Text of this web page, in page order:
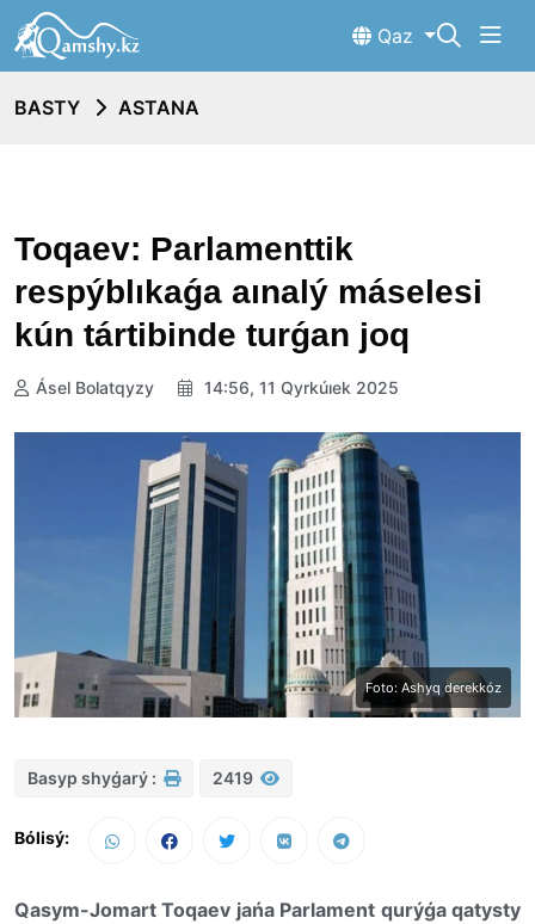
Qaz
BASTY ASTANA
Toqaev: Parlamenttik
respýblıkaǵa aınalý máselesi
kún tártibinde turǵan joq
Ásel Bolatqyzy 14:56, 11 Qyrkúıek 2025
Foto: Ashyq derekkóz
Basyp shyǵarý : 2419
Bólisý:
Qasym-Jomart Toqaev jańa Parlament qurýǵa qatysty